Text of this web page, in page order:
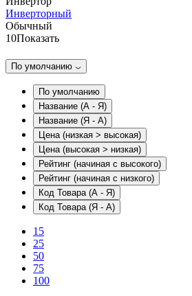
Инверторный
Обычный
10Показать
По умолчанию
По умолчанию
Название (А - Я)
Название (Я - А)
Цена (низкая > высокая)
Цена (высокая > низкая)
Рейтинг (начиная с высокого)
Рейтинг (начиная с низкого)
Код Товара (А - Я)
Код Товара (Я - А)
15
25
50
75
100